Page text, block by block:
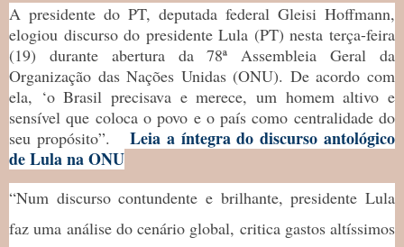
A presidente do PT, deputada federal Gleisi Hoffmann,
elogiou discurso do presidente Lula (PT) nesta terça-feira
(19) durante abertura da 78ª Assembleia Geral da
Organização das Nações Unidas (ONU). De acordo com
ela, ‘o Brasil precisava e merece, um homem altivo e
sensível que coloca o povo e o país como centralidade do
seu propósito”.Leia a íntegra do discurso antológico
de Lula na ONU
“Num discurso contundente e brilhante, presidente Lula
faz uma análise do cenário global, critica gastos altíssimos